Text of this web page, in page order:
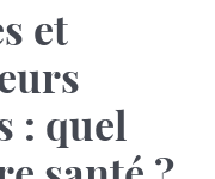
et
: quel